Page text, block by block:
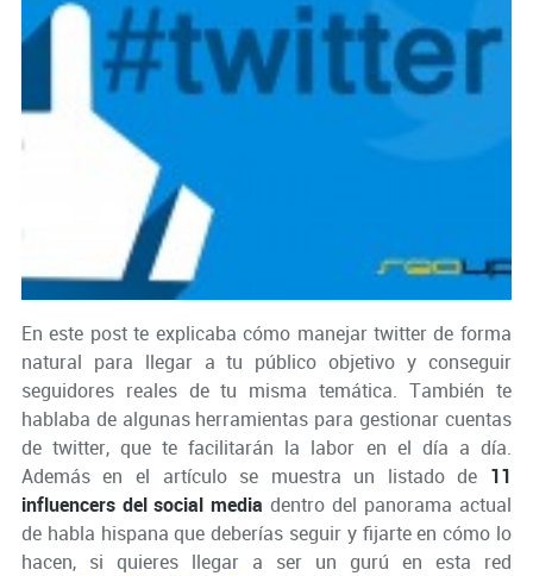
En este post te explicaba cómo manejar twitter de forma
natural para llegar a tu público objetivo y conseguir
seguidores reales de tu misma temática. También te
hablaba de algunas herramientas para gestionar cuentas
de twitter, que te facilitarán la labor en el día a día.
Además en el artículo se muestra un listado de 11
influencers del social media dentro del panorama actual
de habla hispana que deberías seguir y fijarte en cómo lo
hacen, si quieres llegar a ser un gurú en esta red